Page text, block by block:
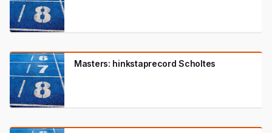
Masters: hinkstaprecord Scholtes